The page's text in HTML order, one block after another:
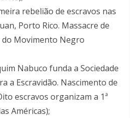
rebelião de escravos nas
Porto Rico. Massacre de
do Movimento Negro
Nabuco funda a Sociedade
a Escravidão. Nascimento de
escravos organizam a 1ª
Américas);